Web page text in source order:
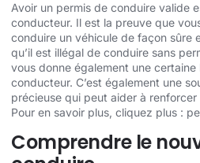
Avoir un permis de conduire valide
conducteur. Il est la preuve que
conduire un véhicule de façon sûre
qu’il est illégal de conduire sans
vous donne également une
conducteur. C’est également une
précieuse qui peut aider à
Pour en savoir plus, cliquez plus :
Comprendre le